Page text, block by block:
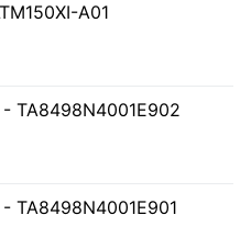
A01
TA8498N4001E902
TA8498N4001E901